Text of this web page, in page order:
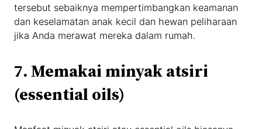
tersebut sebaiknya mempertimbangkan keamanan
dan keselamatan anak kecil dan hewan peliharaan
jika Anda merawat mereka dalam rumah.
7. Memakai minyak atsiri
(essential oils)